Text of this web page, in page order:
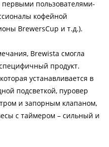
первыми пользователями-
кофейной
BrewersCup и т.д.).
Brewista смогла
продукт.
устанавливается в
подсветкой, пуровер
и запорным клапаном,
с таймером – сильный и